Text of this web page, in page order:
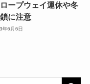
ープウェイ運休や冬
に注意
年6月6日